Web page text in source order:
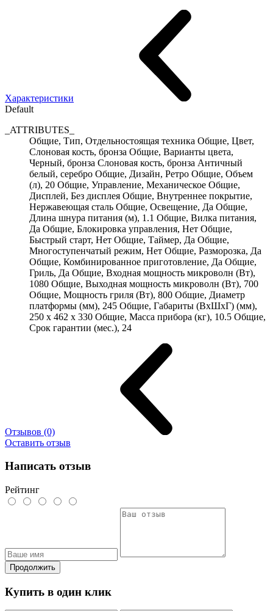
Характеристики
Default
_ATTRIBUTES_
Общие, Тип, Отдельностоящая техника Общие, Цвет,
Слоновая кость, бронза Общие, Варианты цвета,
Черный, бронза Слоновая кость, бронза Античный
белый, серебро Общие, Дизайн, Ретро Общие, Объем
(л), 20 Общие, Управление, Механическое Общие,
Дисплей, Без дисплея Общие, Внутреннее покрытие,
Нержавеющая сталь Общие, Освещение, Да Общие,
Длина шнура питания (м), 1.1 Общие, Вилка питания,
Да Общие, Блокировка управления, Нет Общие,
Быстрый старт, Нет Общие, Таймер, Да Общие,
Многоступенчатый режим, Нет Общие, Разморозка, Да
Общие, Комбинированное приготовление, Да Общие,
Гриль, Да Общие, Входная мощность микроволн (Вт),
1080 Общие, Выходная мощность микроволн (Вт), 700
Общие, Мощность гриля (Вт), 800 Общие, Диаметр
платформы (мм), 245 Общие, Габариты (ВхШхГ) (мм),
250 x 462 x 330 Общие, Масса прибора (кг), 10.5 Общие,
Срок гарантии (мес.), 24
Отзывов (0)
Оставить отзыв
Написать отзыв
Рейтинг
Продолжить
Купить в один клик